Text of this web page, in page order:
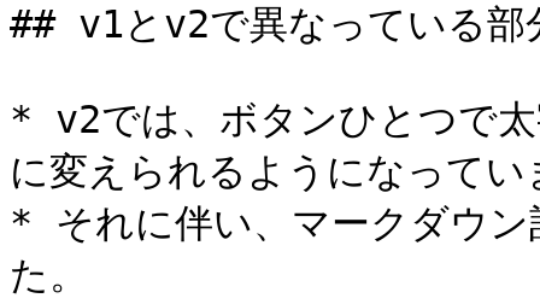
## v1とv2で異なっている部
* v2では、ボタンひとつで太
に変えられるようになってい
* それに伴い、マークダウン
た。